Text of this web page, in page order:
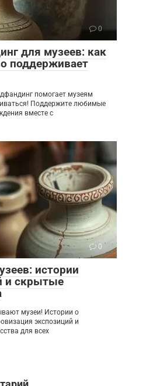
0
для музеев: как
поддерживает
помогает музеям
Поддержите любимые
вместе с
0
истории
и скрытые
музеи! Истории о
экспозиций и
для всех